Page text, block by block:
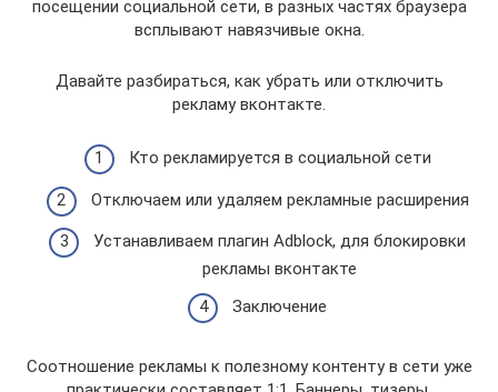
посещении социальной сети, в разных частях браузера
всплывают навязчивые окна.
Давайте разбираться, как убрать или отключить
рекламу вконтакте.
Кто рекламируется в социальной сети
Отключаем или удаляем рекламные расширения
Устанавливаем плагин Adblock, для блокировки
рекламы вконтакте
Заключение
Соотношение рекламы к полезному контенту в сети уже